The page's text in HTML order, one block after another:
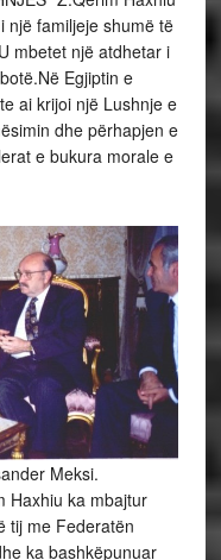
një familjeje shumë të
mbetet një atdhetar i
Egjiptin e
ai krijoi një Lushnje e
dhe përhapjen e
e bukura morale e
Meksi.
Haxhiu ka mbajtur
tij me Federatën
ka bashkëpunuar